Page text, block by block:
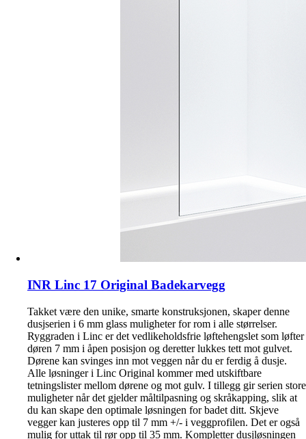
INR Linc 17 Original Badekarvegg
Takket være den unike, smarte konstruksjonen, skaper denne
dusjserien i 6 mm glass muligheter for rom i alle størrelser.
Ryggraden i Linc er det vedlikeholdsfrie løftehengslet som løfter
døren 7 mm i åpen posisjon og deretter lukkes tett mot gulvet.
Dørene kan svinges inn mot veggen når du er ferdig å dusje.
Alle løsninger i Linc Original kommer med utskiftbare
tetningslister mellom dørene og mot gulv. I tillegg gir serien store
muligheter når det gjelder måltilpasning og skråkapping, slik at
du kan skape den optimale løsningen for badet ditt. Skjeve
vegger kan justeres opp til 7 mm +/- i veggprofilen. Det er også
mulig for uttak til rør opp til 35 mm. Kompletter dusjløsningen